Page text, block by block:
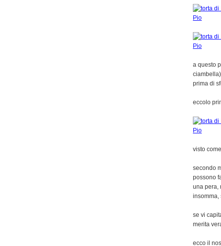
a questo
prima di
eccolo
visto
secondo
possono
una pera,
insomma,
se vi
merita
ecco il